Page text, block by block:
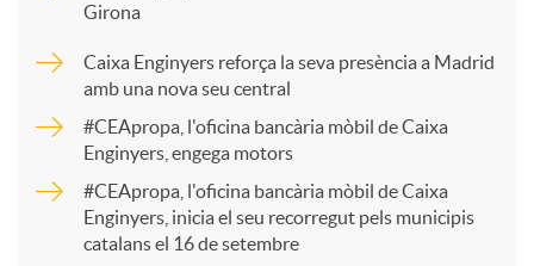
r
t
Girona
Caixa Enginyers reforça la seva presència a Madrid
amb una nova seu central
#CEApropa, l'oficina bancària mòbil de Caixa
Enginyers, engega motors
#CEApropa, l'oficina bancària mòbil de Caixa
Enginyers, inicia el seu recorregut pels municipis
catalans el 16 de setembre